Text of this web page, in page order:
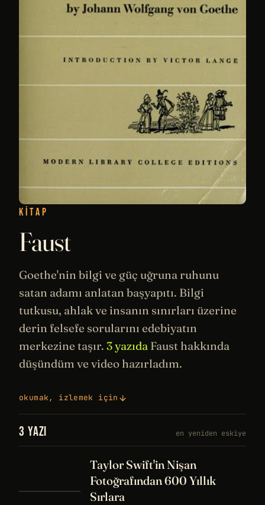
KITAP
Faust
Goethe'nin bilgi ve güç uğruna ruhunu
satan adamı anlatan başyapıtı. Bilgi
tutkusu, ahlak ve insanın sınırları üzerine
derin felsefe sorularını edebiyatın
merkezine taşır. 3 yazıda Faust hakkında
düşündüm ve video hazırladım.
okumak, izlemek için
3 YAZI en yeniden eskiye
Taylor Swift'in Nişan
Fotoğrafından 600 Yıllık
Sırlara